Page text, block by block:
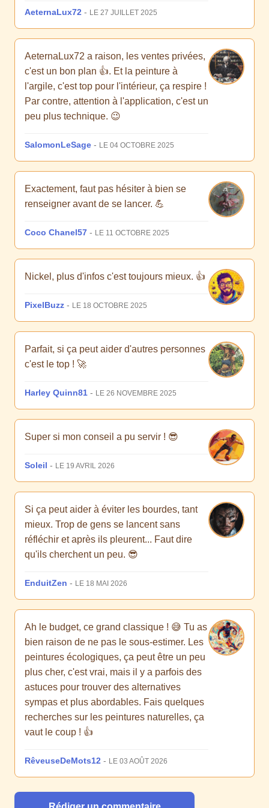
AeternaLux72 - LE 27 JUILLET 2025
AeternaLux72 a raison, les ventes privées,
c'est un bon plan 👍. Et la peinture à
l'argile, c'est top pour l'intérieur, ça respire !
Par contre, attention à l'application, c'est un
peu plus technique. 😉
SalomonLeSage - LE 04 OCTOBRE 2025
Exactement, faut pas hésiter à bien se
renseigner avant de se lancer. 💪
Coco Chanel57 - LE 11 OCTOBRE 2025
Nickel, plus d'infos c'est toujours mieux. 👍
PixelBuzz - LE 18 OCTOBRE 2025
Parfait, si ça peut aider d'autres personnes
c'est le top ! 🚀
Harley Quinn81 - LE 26 NOVEMBRE 2025
Super si mon conseil a pu servir ! 😎
Soleil - LE 19 AVRIL 2026
Si ça peut aider à éviter les bourdes, tant
mieux. Trop de gens se lancent sans
réfléchir et après ils pleurent... Faut dire
qu'ils cherchent un peu. 😎
EnduitZen - LE 18 MAI 2026
Ah le budget, ce grand classique ! 😅 Tu as
bien raison de ne pas le sous-estimer. Les
peintures écologiques, ça peut être un peu
plus cher, c'est vrai, mais il y a parfois des
astuces pour trouver des alternatives
sympas et plus abordables. Fais quelques
recherches sur les peintures naturelles, ça
vaut le coup ! 👍
RêveuseDeMots12 - LE 03 AOÛT 2026